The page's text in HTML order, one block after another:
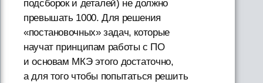
подсборок и деталей) не должно
превышать 1000. Для решения
«постановочных» задач, которые
научат принципам работы с ПО
и основам МКЭ этого достаточно,
а для того чтобы попытаться решить